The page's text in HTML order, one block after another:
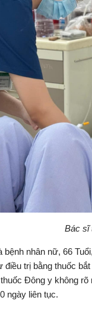
Bác sĩ
nhân nữ, 66
điều trị bằng thuốc
Đông y không
ngày liên tục.